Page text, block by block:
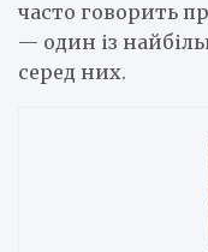
часто говорить
— один із
серед них.